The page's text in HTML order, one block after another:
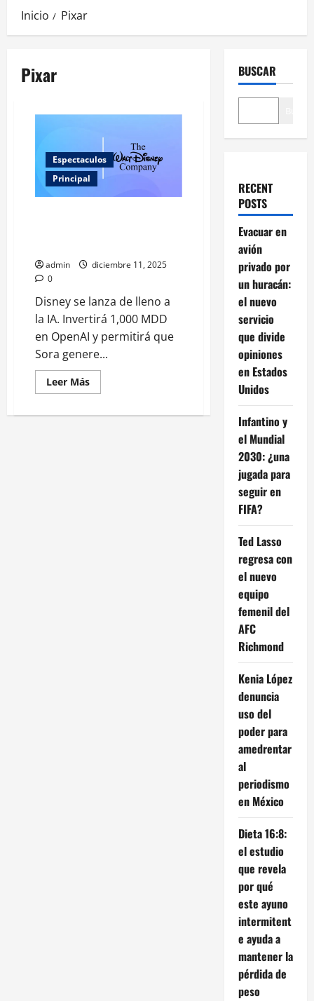
Inicio Pixar
Pixar
Espectaculos
Principal
admin
diciembre 11, 2025
0
Disney se lanza de lleno a
la IA. Invertirá 1,000 MDD
en OpenAI y permitirá que
Sora genere...
Leer MásLeer
más
Disney
BUSCAR
RECENT
POSTS
Evacuar en
avión
privado por
un huracán:
el nuevo
servicio
que divide
opiniones
en Estados
Unidos
Infantino y
el Mundial
2030: ¿una
jugada para
seguir en
FIFA?
Ted Lasso
regresa con
el nuevo
equipo
femenil del
AFC
Richmond
Kenia López
denuncia
uso del
poder para
amedrentar
al
periodismo
en México
Dieta 16:8:
el estudio
que revela
por qué
este ayuno
intermitent
e ayuda a
mantener la
pérdida de
peso